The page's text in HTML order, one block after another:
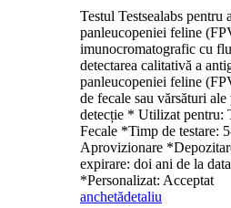
Testul Testsealabs pentru
panleucopeniei feline
imunocromatografic cu
detectarea calitativă a
panleucopeniei feline
de fecale sau vărsături
detecție * Utilizat pentru:
Fecale *Timp de testare:
Aprovizionare
expirare: doi ani de la
*Personalizat: Acceptat
anchetădetaliu